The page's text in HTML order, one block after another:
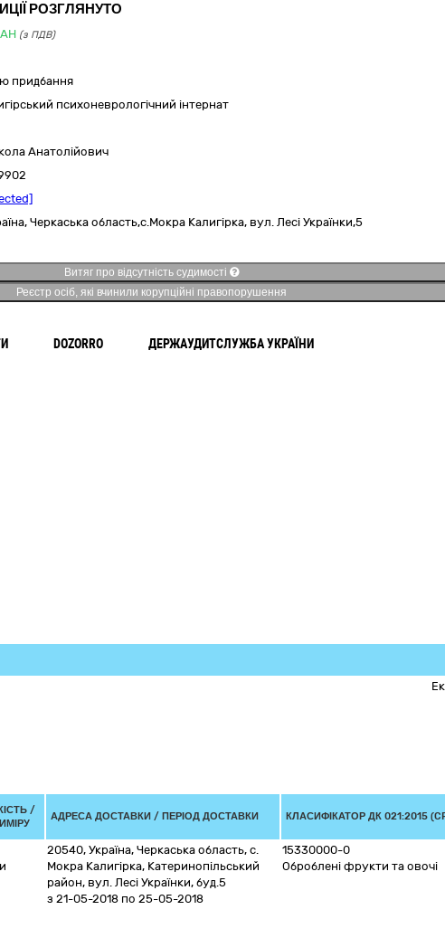
РОЗГЛЯНУТО
(з ПДВ)
придбання
психоневрологічний інтернат
Анатолійович
, Черкаська область,с.Мокра Калигірка, вул. Лесі Українки,5
Витяг про відсутність судимості
Реєстр осіб, які вчинили корупційні правопорушення
DOZORRO ДЕРЖАУДИТСЛУЖБА УКРАЇНИ
/
АДРЕСА ДОСТАВКИ / ПЕРІОД ДОСТАВКИ КЛАСИФІКАТОР ДК 021:2015
20540, Україна, Черкаська область, с.
Мокра Калигірка, Катеринопільський
район, вул. Лесі Українки, буд.5
з 21-05-2018 по 25-05-2018
15330000-0
Оброблені фрукти та овочі